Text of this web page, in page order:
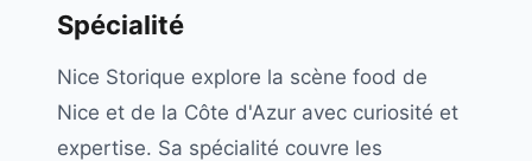
Spécialité
Nice Storique explore la scène food de
Nice et de la Côte d'Azur avec curiosité et
expertise. Sa spécialité couvre les